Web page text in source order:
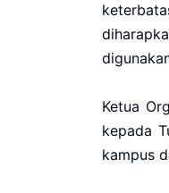
Ketua
kepada
kampus